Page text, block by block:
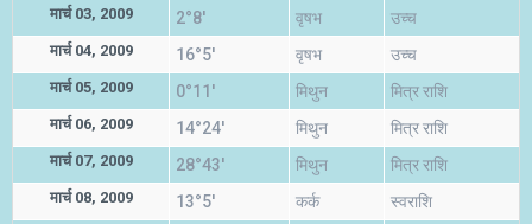
मार्च 03, 2009 2°8' वृषभ उच्च
मार्च 04, 2009 16°5' वृषभ उच्च
मार्च 05, 2009 0°11' मिथुन मित्र राशि
मार्च 06, 2009 14°24' मिथुन मित्र राशि
मार्च 07, 2009 28°43' मिथुन मित्र राशि
मार्च 08, 2009 13°5' कर्क स्वराशि